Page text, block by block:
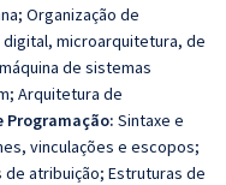
Organização de
microarquitetura, de
de sistemas
Arquitetura de
Programação: Sintaxe e
vinculações e escopos;
atribuição; Estruturas de